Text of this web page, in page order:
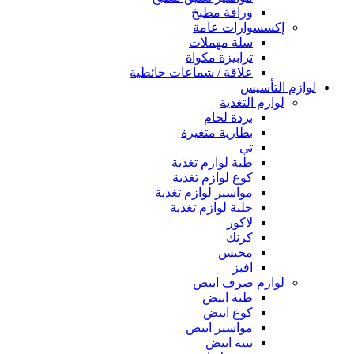
وراقة مطبخ
إكسسوارات عامة
سلة مهملات
ترابيزة مكواة
علاقة / شماعات حائطية
لوازم التأسيس
لوازم التغذية
بردة لحام
بطارية متغيرة
تي
طبة لوازم تغذية
كوع لوازم تغذية
مواسير لوازم تغذية
جلبة لوازم تغذية
لاكور
كرنك
محبس
افيز
لوازم صرف ابيض
طبة ابيض
كوع ابيض
مواسير ابيض
بيبة ابيض